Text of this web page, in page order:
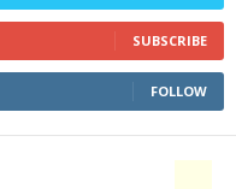
SUBSCRIBE
FOLLOW